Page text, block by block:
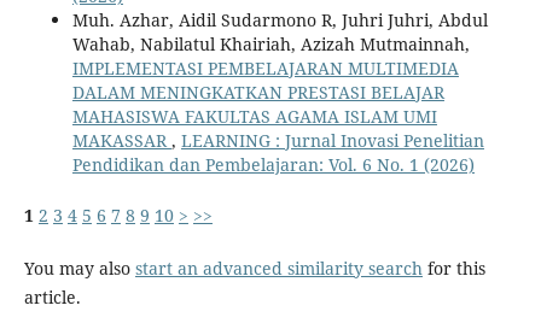
Muh. Azhar, Aidil Sudarmono R, Juhri Juhri, Abdul
Wahab, Nabilatul Khairiah, Azizah Mutmainnah,
IMPLEMENTASI PEMBELAJARAN MULTIMEDIA
DALAM MENINGKATKAN PRESTASI BELAJAR
MAHASISWA FAKULTAS AGAMA ISLAM UMI
MAKASSAR , LEARNING : Jurnal Inovasi Penelitian
Pendidikan dan Pembelajaran: Vol. 6 No. 1 (2026)
1 2 3 4 5 6 7 8 9 10 > >>
You may also start an advanced similarity searchfor this
article.